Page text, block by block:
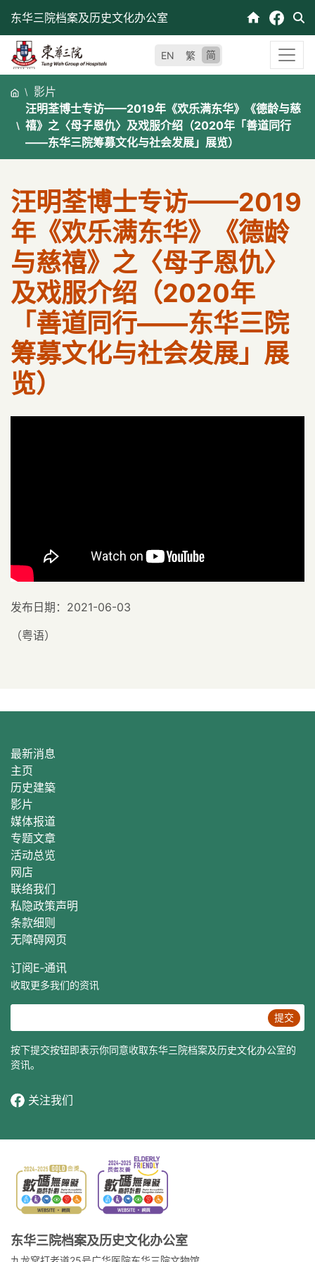
东华三院档案及历史文化办公室
EN 繁 简
影片
汪明荃博士专访——2019年《欢乐满东华》《德龄与慈
禧》之〈母子恩仇〉及戏服介绍（2020年「善道同行
——东华三院筹募文化与社会发展」展览）
汪明荃博士专访——2019
年《欢乐满东华》《德龄
与慈禧》之〈母子恩仇〉
及戏服介绍（2020年
「善道同行——东华三院
筹募文化与社会发展」展
览）
发布日期：2021-06-03
（粤语）
最新消息
主页
历史建築
影片
媒体报道
专题文章
活动总览
网店
联络我们
私隐政策声明
条款细则
无障碍网页
订阅E‐通讯
收取更多我们的资讯
提交
按下提交按钮即表示你同意收取东华三院档案及历史文化办公室的
资讯。
关注我们
东华三院档案及历史文化办公室